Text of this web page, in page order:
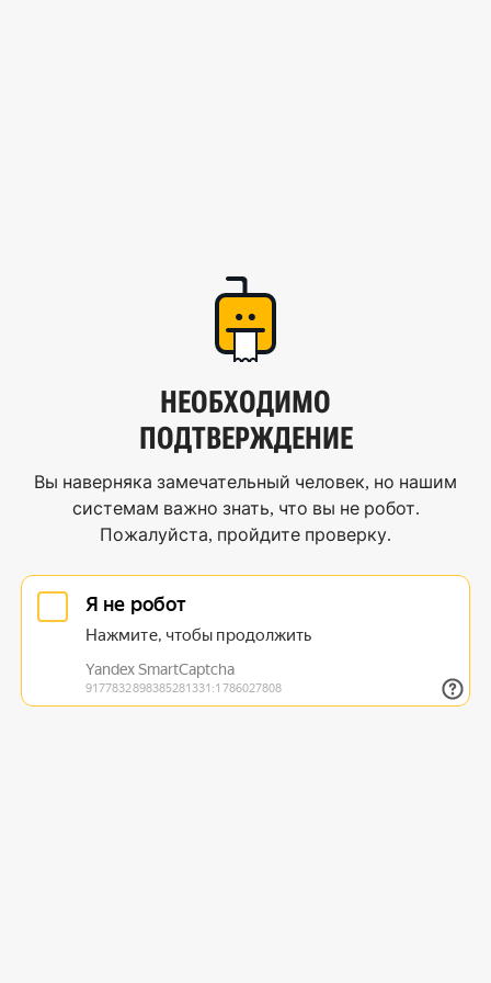
НЕОБХОДИМО
ПОДТВЕРЖДЕНИЕ
Вы наверняка замечательный человек, но нашим
системам важно знать, что вы не робот.
Пожалуйста, пройдите проверку.